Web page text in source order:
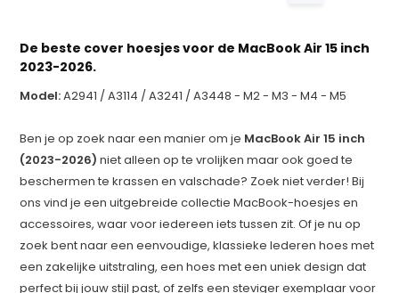
De beste cover hoesjes voor de MacBook Air 15 inch
2023-2026.
Model:A2941 / A3114 / A3241 / A3448 - M2 - M3 - M4 - M5
Ben je op zoek naar een manier om je MacBook Air 15 inch
(2023-2026) niet alleen op te vrolijken maar ook goed te
beschermen te krassen en valschade? Zoek niet verder! Bij
ons vind je een uitgebreide collectie MacBook-hoesjes en
accessoires, waar voor iedereen iets tussen zit. Of je nu op
zoek bent naar een eenvoudige, klassieke lederen hoes met
een zakelijke uitstraling, een hoes met een uniek design dat
perfect bij jouw stijl past, of zelfs een steviger exemplaar voor